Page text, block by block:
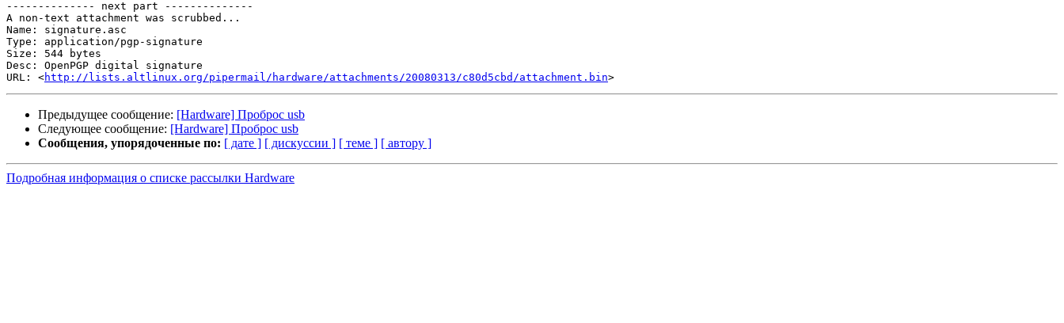
-------------- next part --------------
A non-text attachment was scrubbed...
Name: signature.asc
Type: application/pgp-signature
Size: 544 bytes
Desc: OpenPGP digital signature
URL: <http://lists.altlinux.org/pipermail/hardware/attachments/20080313/c80d5cbd/attachment.bin
Предыдущее сообщение: [Hardware] Проброс usb
Следующее сообщение: [Hardware] Проброс usb
Сообщения, упорядоченные по: [ дате ] [ дискуссии ] [ теме ] [ автору ]
Подробная информация о списке рассылки Hardware